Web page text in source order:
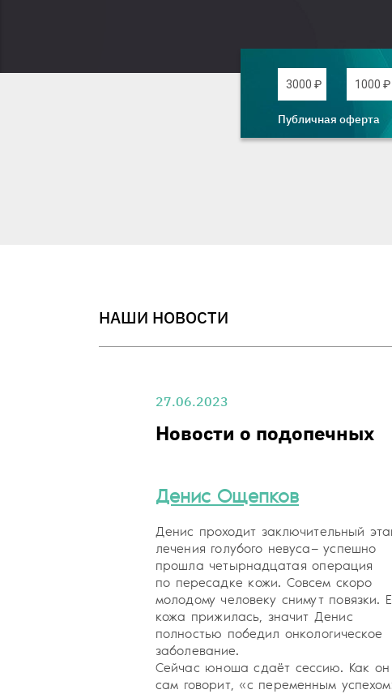
3000 ₽ 1000 ₽
Публичная оферта
НАШИ НОВОСТИ
27.06.2023
Новости о подопечных
Денис Ощепков
Денис проходит заключительный
лечения голубого невуса— успешно
прошла четырнадцатая операция
по пересадке кожи. Совсем скоро
молодому человеку снимут повязки.
кожа прижилась, значит Денис
полностью победил онкологическое
заболевание.
Сейчас юноша сдаёт сессию. Как он
сам говорит, «с переменным